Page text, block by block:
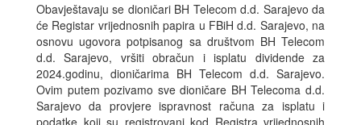
Obavještavaju se dioničari BH Telecom d.d. Sarajevo da
će Registar vrijednosnih papira u FBiH d.d. Sarajevo, na
osnovu ugovora potpisanog sa društvom BH Telecom
d.d. Sarajevo, vršiti obračun i isplatu dividende za
2024.godinu, dioničarima BH Telecom d.d. Sarajevo.
Ovim putem pozivamo sve dioničare BH Telecoma d.d.
Sarajevo da provjere ispravnost računa za isplatu i
podatke koji su registrovani kod Registra vrijednosnih